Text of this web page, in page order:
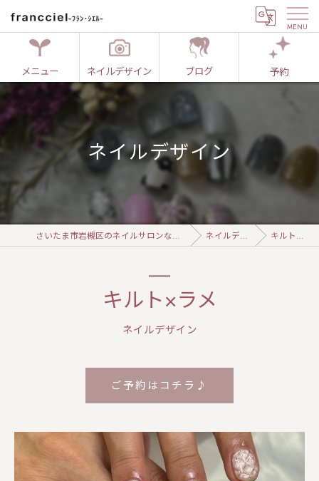
メニュー ネイルデザイン ブログ 予約
ネイルデザイン
さいたま市岩槻区のネイルサロンならfrancciel-ﾌﾗﾝ･ｼｴﾙ- ネイルデザイン キルト×ラメ
ネイルデザイン
キルト×ラメ
ご予約はコチラ♪